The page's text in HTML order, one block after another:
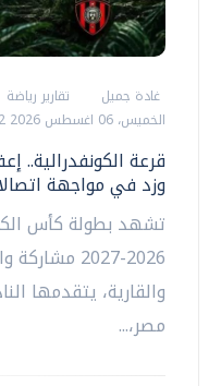
غادة جميل
تقارير رياضة
الخميس، 06 اغسطس 2026 08:22 م
قرعة الكونفدرالية..
وزد في مواجهة
تشهد بطولة كأس
2026-2027
والقارية، يتقدمها
مصر،...